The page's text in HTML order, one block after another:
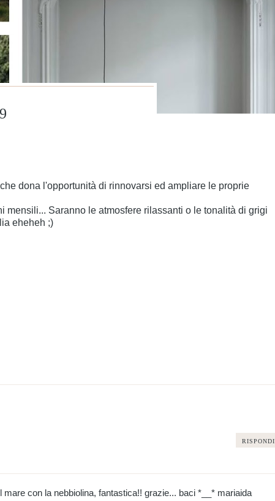
dona l'opportunità di rinnovarsi ed ampliare le proprie
Saranno le atmosfere rilassanti o le tonalità di grigi
eheheh ;)
RISPONDI
con la nebbiolina, fantastica!! grazie... baci *__* mariaida